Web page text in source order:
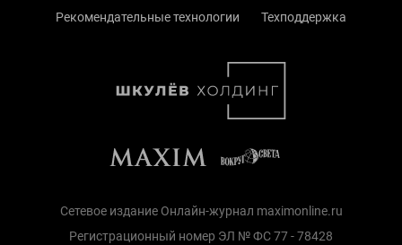
Рекомендательные технологии
Техподдержка
Сетевое издание Онлайн-журнал maximonline.ru
Регистрационный номер ЭЛ № ФС 77 - 78428